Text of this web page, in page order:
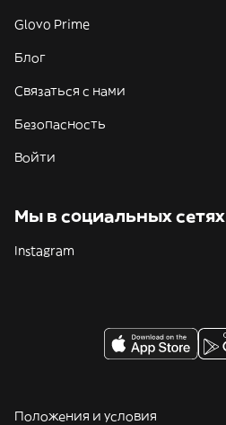
Glovo Prime
Блог
Связаться с нами
Безопасность
Войти
Мы в социальных сетях
Instagram
Положения и условия